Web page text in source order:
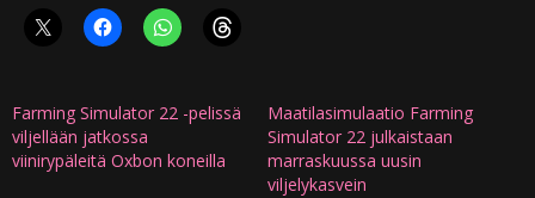
Farming Simulator 22 -pelissä
viljellään jatkossa
viinirypäleitä Oxbon koneilla
Maatilasimulaatio Farming
Simulator 22 julkaistaan
marraskuussa uusin
viljelykasvein